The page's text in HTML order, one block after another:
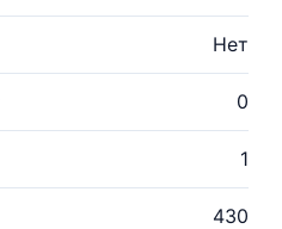
Нет
0
1
430